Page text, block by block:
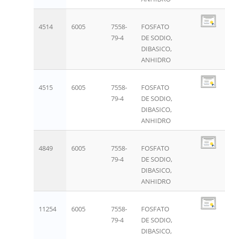
4514 6005
7558-
79-4
FOSFATO
DE SODIO,
DIBASICO,
ANHIDRO
4515 6005
7558-
79-4
FOSFATO
DE SODIO,
DIBASICO,
ANHIDRO
4849 6005
7558-
79-4
FOSFATO
DE SODIO,
DIBASICO,
ANHIDRO
11254 6005
7558-
79-4
FOSFATO
DE SODIO,
DIBASICO,